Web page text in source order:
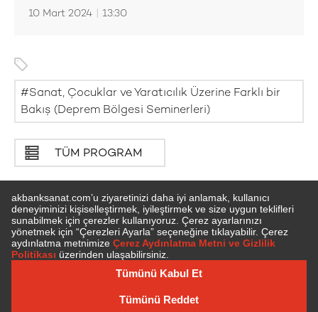
10 Mart 2024 13:30
Sanat, Çocuklar ve Yaratıcılık Üzerine Farklı bir
Bakış (Deprem Bölgesi Seminerleri)
TÜM PROGRAM